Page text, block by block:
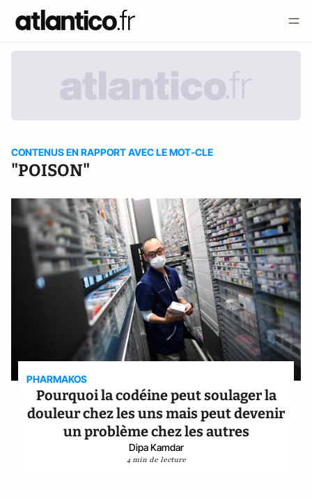
CONTENUS EN RAPPORT AVEC LE MOT-CLE
"POISON"
PHARMAKOS
Pourquoi la codéine peut soulager la
douleur chez les uns mais peut devenir
un problème chez les autres
Dipa Kamdar
4 min de lecture